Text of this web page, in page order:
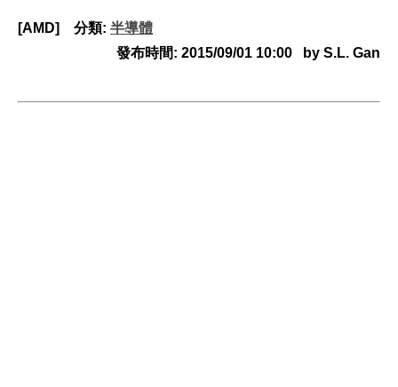
[AMD] 分類: 半導體
發布時間: 2015/09/01 10:00 by S.L. Gan